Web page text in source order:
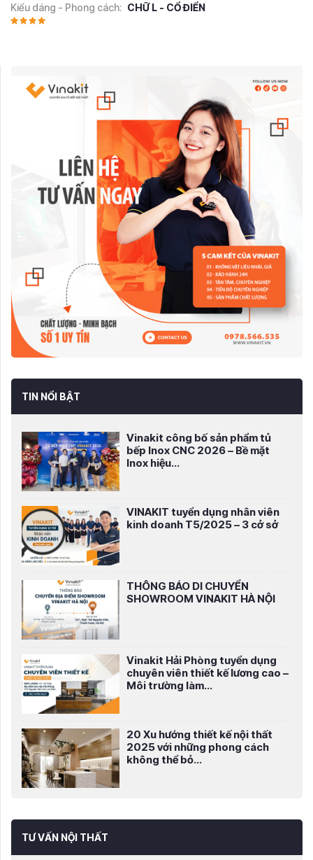
TIN NỔI BẬT
Vinakit công bố sản phẩm tủ
bếp Inox CNC 2026 – Bề mặt
Inox hiệu...
VINAKIT tuyển dụng nhân viên
kinh doanh T5/2025 – 3 cở sở
THÔNG BÁO DI CHUYỂN
SHOWROOM VINAKIT HÀ NỘI
Vinakit Hải Phòng tuyển dụng
chuyên viên thiết kế lương cao –
Môi trường làm...
20 Xu hướng thiết kế nội thất
2025 với những phong cách
không thể bỏ...
TƯ VẤN NỘI THẤT
Kiểu dáng - Phong cách: CHỮ L - CỔ ĐIỂN